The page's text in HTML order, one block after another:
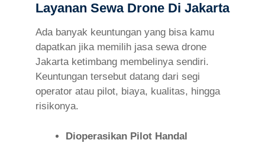
Layanan Sewa Drone Di Jakarta
Ada banyak keuntungan yang bisa kamu
dapatkan jika memilih jasa sewa drone
Jakarta ketimbang membelinya sendiri.
Keuntungan tersebut datang dari segi
operator atau pilot, biaya, kualitas, hingga
risikonya.
Dioperasikan Pilot Handal